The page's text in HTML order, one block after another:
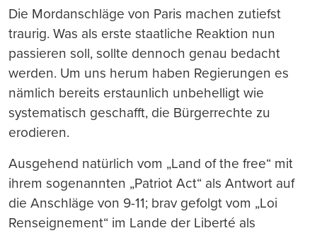
Die Mordanschläge von Paris machen zutiefst
traurig. Was als erste staatliche Reaktion nun
passieren soll, sollte dennoch genau bedacht
werden. Um uns herum haben Regierungen es
nämlich bereits erstaunlich unbehelligt wie
systematisch geschafft, die Bürgerrechte zu
erodieren.
Ausgehend natürlich vom „Land of the free“ mit
ihrem sogenannten „Patriot Act“ als Antwort auf
die Anschläge von 9-11; brav gefolgt vom „Loi
Renseignement“ im Lande der Liberté als